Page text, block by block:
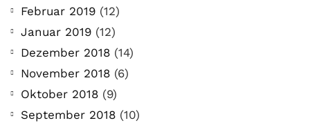
Februar 2019 (12)
Januar 2019 (12)
Dezember 2018 (14)
November 2018 (6)
Oktober 2018 (9)
September 2018 (10)